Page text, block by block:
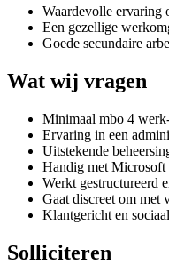
Waardevolle ervaring
Een gezellige
Goede secundaire
Wat wij vragen
Minimaal mbo 4
Ervaring in een
Uitstekende
Handig met Microsoft
Werkt gestructureerd
Gaat discreet om met
Klantgericht en
Solliciteren